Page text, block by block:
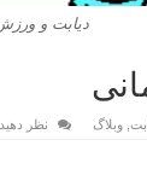
دیابت و
,وبلاگ نظر دهید